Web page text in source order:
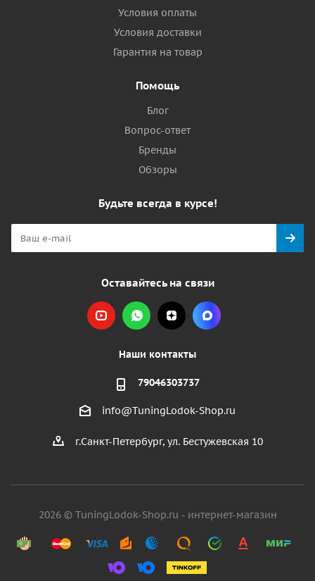
Условия оплаты
Условия доставки
Гарантия на товар
Помощь
Блог
Вопрос-ответ
Бренды
Обзоры
Будьте всегда в курсе!
Оставайтесь на связи
Наши контакты
79046303737
info@TuningLodok-Shop.ru
г.Санкт-Петербург, ул. Бестужевская 10
2026 © TuningLodok-Shop.ru - интернет-магазин